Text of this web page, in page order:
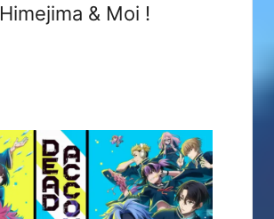
Himejima & Moi !